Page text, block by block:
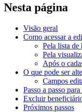
Nesta página
Visão geral
Como acessar a
Pela lista de
Pela
Após o
O que pode ser
Campos
Passo a passo
Excluir
Próximos passos